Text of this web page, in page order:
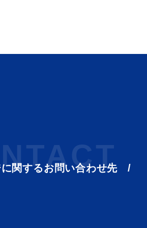
関するお問い合わせ先